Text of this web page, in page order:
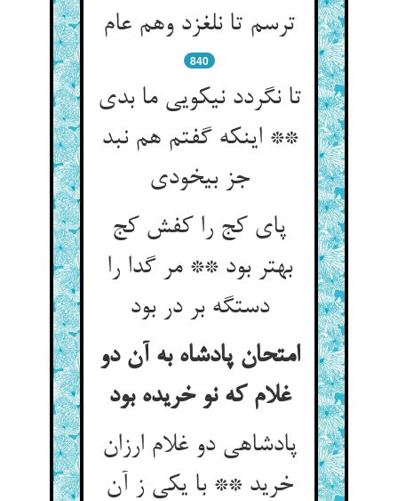
ترسم تا نلغزد وهم عام‏
840
تا نگردد نیکویی ما بدی
** اینکه گفتم هم نبد
جز بی‏خودی‏
پای کج را کفش کج
بهتر بود ** مر گدا را
دستگه بر در بود
امتحان پادشاه به آن دو
غلام که نو خریده بود
پادشاهی دو غلام ارزان
خرید ** با یکی ز آن